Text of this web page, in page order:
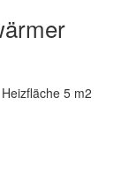
Heizfläche 5 m2